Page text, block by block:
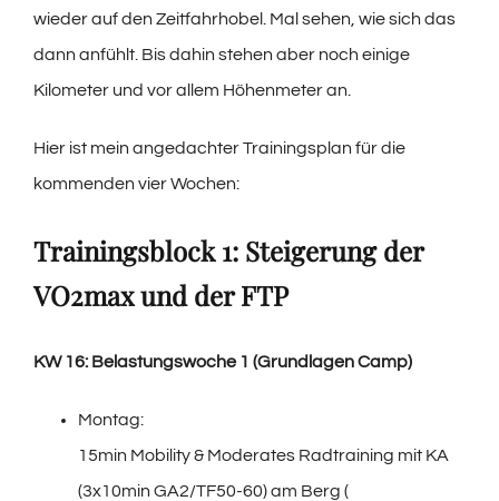
wieder auf den Zeitfahrhobel. Mal sehen, wie sich das
dann anfühlt. Bis dahin stehen aber noch einige
Kilometer und vor allem Höhenmeter an.
Hier ist mein angedachter Trainingsplan für die
kommenden vier Wochen:
Trainingsblock 1: Steigerung der
VO2max und der FTP
KW 16: Belastungswoche 1 (Grundlagen Camp)
Montag:
15min Mobility & Moderates Radtraining mit KA
(3x10min GA2/TF50-60) am Berg (